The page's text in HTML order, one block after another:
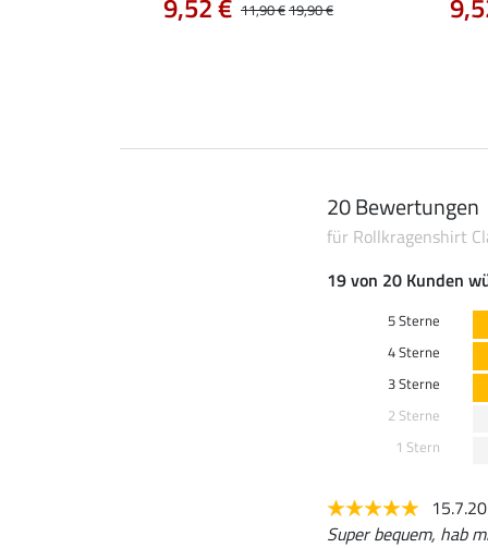
11,90 €19,90 €
20 Bewertungen
für Rollkragenshirt
19 von 20 Kunden
5 Sterne
4 Sterne
3 Sterne
2 Sterne
1 Stern
Super bequem, hab